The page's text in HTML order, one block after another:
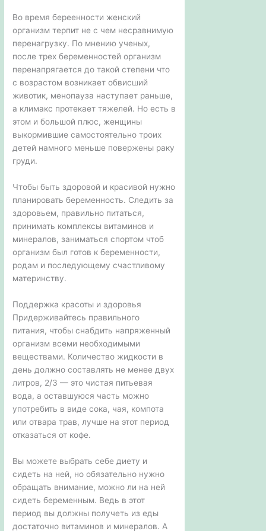
Во время береенности женский
организм терпит не с чем несравнимую
перенагрузку. По мнению ученых,
после трех беременностей организм
перенапрягается до такой степени что
с возрастом возникает обвисший
животик, менопауза наступает раньше,
а климакс протекает тяжелей. Но есть в
этом и большой плюс, женщины
выкормившие самостоятельно троих
детей намного меньше повержены раку
груди.
Чтобы быть здоровой и красивой нужно
планировать беременность. Следить за
здоровьем, правильно питаться,
принимать комплексы витаминов и
минералов, заниматься спортом чтоб
организм был готов к беременности,
родам и последующему счастливому
материнству.
Поддержка красоты и здоровья
Придерживайтесь правильного
питания, чтобы снабдить напряженный
организм всеми необходимыми
веществами. Количество жидкости в
день должно составлять не менее двух
литров, 2/3 — это чистая питьевая
вода, а оставшуюся часть можно
употребить в виде сока, чая, компота
или отвара трав, лучше на этот период
отказаться от кофе.
Вы можете выбрать себе диету и
сидеть на ней, но обязательно нужно
обращать внимание, можно ли на ней
сидеть беременным. Ведь в этот
период вы должны получеть из еды
достаточно витаминов и минералов. А